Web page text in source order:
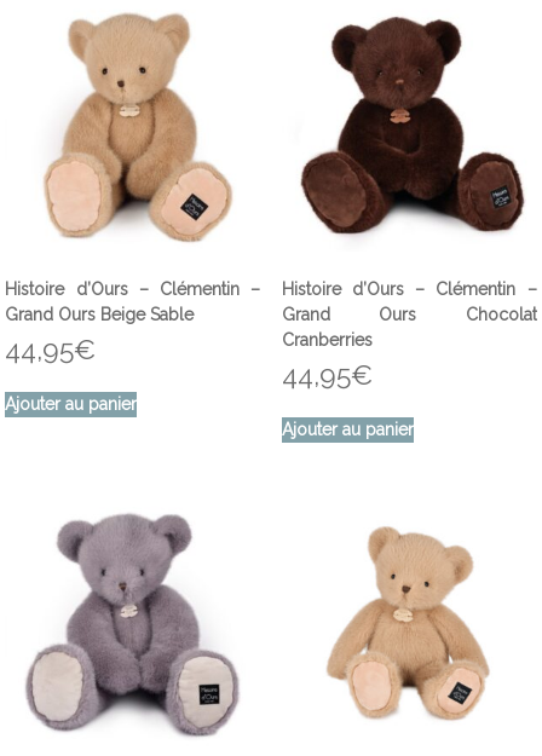
Histoire d’Ours – Clémentin –
Grand Ours Beige Sable
44,95€
Ajouter au panier
Histoire d’Ours – Clémentin –
Grand Ours Chocolat
Cranberries
44,95€
Ajouter au panier